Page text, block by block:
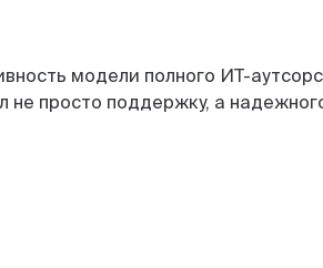
модели полного ИТ-
просто поддержку, а